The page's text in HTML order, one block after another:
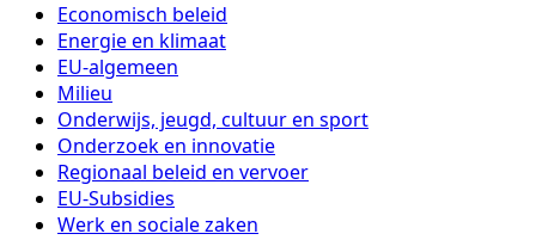
Economisch beleid
Energie en klimaat
EU-algemeen
Milieu
Onderwijs, jeugd, cultuur en sport
Onderzoek en innovatie
Regionaal beleid en vervoer
EU-Subsidies
Werk en sociale zaken